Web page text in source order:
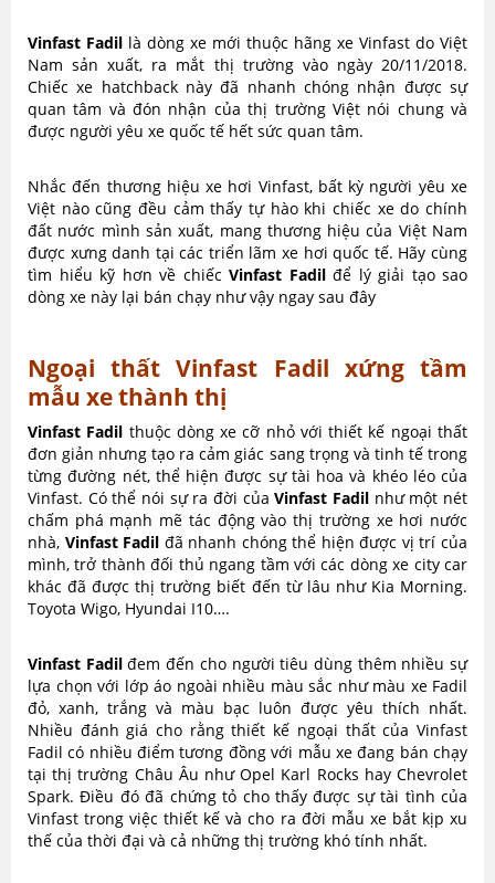
Vinfast Fadil là dòng xe mới thuộc hãng xe Vinfast do Việt
Nam sản xuất, ra mắt thị trường vào ngày 20/11/2018.
Chiếc xe hatchback này đã nhanh chóng nhận được sự
quan tâm và đón nhận của thị trường Việt nói chung và
được người yêu xe quốc tế hết sức quan tâm.
Nhắc đến thương hiệu xe hơi Vinfast, bất kỳ người yêu xe
Việt nào cũng đều cảm thấy tự hào khi chiếc xe do chính
đất nước mình sản xuất, mang thương hiệu của Việt Nam
được xưng danh tại các triển lãm xe hơi quốc tế. Hãy cùng
tìm hiểu kỹ hơn về chiếc Vinfast Fadilđể lý giải tạo sao
dòng xe này lại bán chạy như vậy ngay sau đây
Ngoại thất Vinfast Fadil xứng tầm
mẫu xe thành thị
Vinfast Fadil thuộc dòng xe cỡ nhỏ với thiết kế ngoại thất
đơn giản nhưng tạo ra cảm giác sang trọng và tinh tế trong
từng đường nét, thể hiện được sự tài hoa và khéo léo của
Vinfast. Có thể nói sự ra đời củaVinfast Fadil như một nét
chấm phá mạnh mẽ tác động vào thị trường xe hơi nước
nhà, Vinfast Fadil đã nhanh chóng thể hiện được vị trí của
mình, trở thành đối thủ ngang tầm với các dòng xe city car
khác đã được thị trường biết đến từ lâu như Kia Morning.
Toyota Wigo, Hyundai I10….
Vinfast Fadilđem đến cho người tiêu dùng thêm nhiều sự
lựa chọn với lớp áo ngoài nhiều màu sắc như màu xe Fadil
đỏ, xanh, trắng và màu bạc luôn được yêu thích nhất.
Nhiều đánh giá cho rằng thiết kế ngoại thất của Vinfast
Fadil có nhiều điểm tương đồng với mẫu xe đang bán chạy
tại thị trường Châu Âu như Opel Karl Rocks hay Chevrolet
Spark. Điều đó đã chứng tỏ cho thấy được sự tài tình của
Vinfast trong việc thiết kế và cho ra đời mẫu xe bắt kịp xu
thế của thời đại và cả những thị trường khó tính nhất.